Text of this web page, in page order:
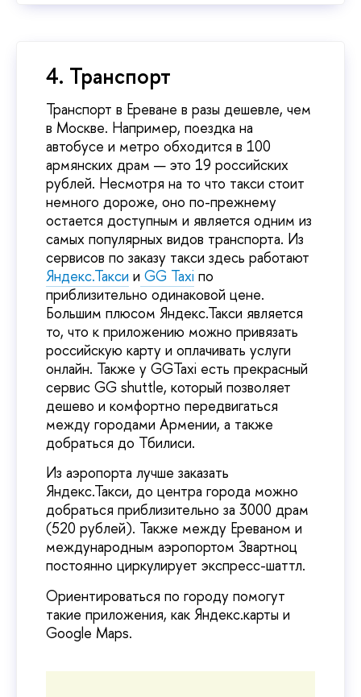
4. Транспорт
Транспорт в Ереване в разы дешевле, чем
в Москве. Например, поездка на
автобусе и метро обходится в 100
армянских драм — это 19 российских
рублей. Несмотря на то что такси стоит
немного дороже, оно по-прежнему
остается доступным и является одним из
самых популярных видов транспорта. Из
сервисов по заказу такси здесь работают
Яндекс.Такси и GG Taxi по
приблизительно одинаковой цене.
Большим плюсом Яндекс.Такси является
то, что к приложению можно привязать
российскую карту и оплачивать услуги
онлайн. Также у GGTaxi есть прекрасный
сервис GG shuttle, который позволяет
дешево и комфортно передвигаться
между городами Армении, а также
добраться до Тбилиси.
Из аэропорта лучше заказать
Яндекс.Такси, до центра города можно
добраться приблизительно за 3000 драм
(520 рублей). Также между Ереваном и
международным аэропортом Звартноц
постоянно циркулирует экспресс-шаттл.
Ориентироваться по городу помогут
такие приложения, как Яндекс.карты и
Google Maps.